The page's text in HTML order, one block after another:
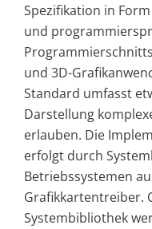
Spezifikation in
und
und 3D-
Standard umfasst
Darstellung
erlauben. Die
erfolgt durch
Betriebssystemen
Grafikkartentreiber.
Systembibliothek